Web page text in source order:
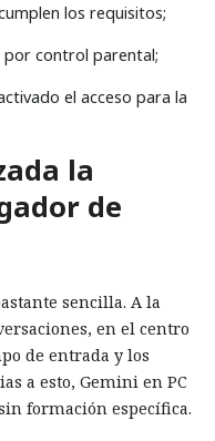
los requisitos;
control parental;
el acceso para la
la
de
sencilla. A la
en el centro
de entrada y los
a esto, Gemini en PC
formación específica.